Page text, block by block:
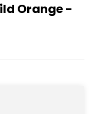
Orange -